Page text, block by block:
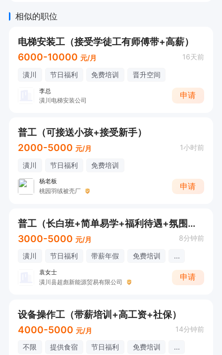
相似的职位
电梯安装工（接受学徒工有师傅带+高薪）
6000-10000 元/月 16天前
潢川 节日福利 免费培训 晋升空间
李总
潢川电梯安装公司
申请
普工（可接送小孩+接受新手）
2000-5000 元/月 1小时前
潢川 节日福利 免费培训
杨老板
桃园羽绒被壳厂
申请
普工（长白班+简单易学+福利待遇+氛围好）
3000-5000 元/月 8分钟前
潢川 节日福利 带薪年假 免费培训 ...
袁女士
潢川县超彪新能源贸易有限公司
申请
设备操作工（带薪培训+高工资+社保）
4000-5000 元/月 14分钟前
不限 提供食宿 节日福利 免费培训 ...